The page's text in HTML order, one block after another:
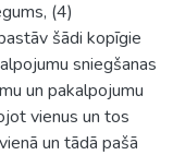
(4)
šādi kopīgie
sniegšanas
un pakalpojumu
vienus un tos
un tādā pašā